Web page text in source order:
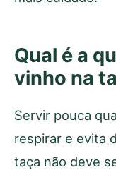
Qual é a
vinho na
Servir pouca
respirar e evita
taça não deve